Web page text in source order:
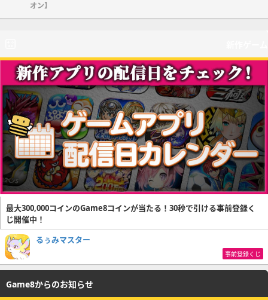
オン】
最大300,000コインのGame8コインが当たる！30秒で引ける事前登録く
じ開催中！
るぅみマスター
事前登録くじ
Game8からのお知らせ